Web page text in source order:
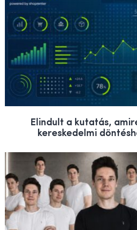
Elindult a kutatás,
kereskedelmi